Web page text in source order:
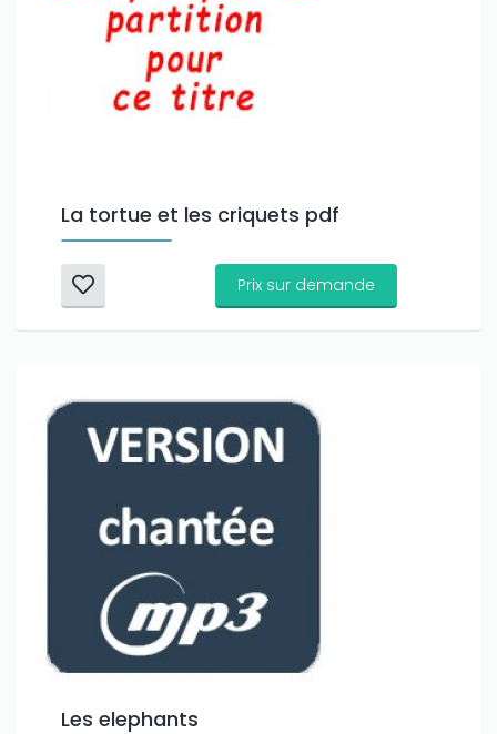
La tortue et les criquets pdf
Prix sur demande
Les elephants